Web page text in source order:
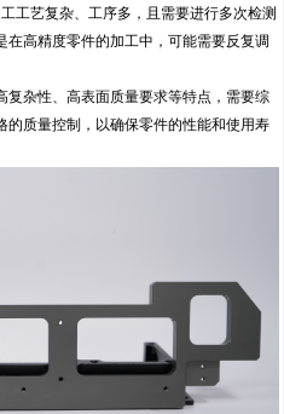
工艺复杂、工序多，且需要进行多次检测
高精度零件的加工中，可能需要反复调
复杂性、高表面质量要求等特点，需要综
的质量控制，以确保零件的性能和使用寿